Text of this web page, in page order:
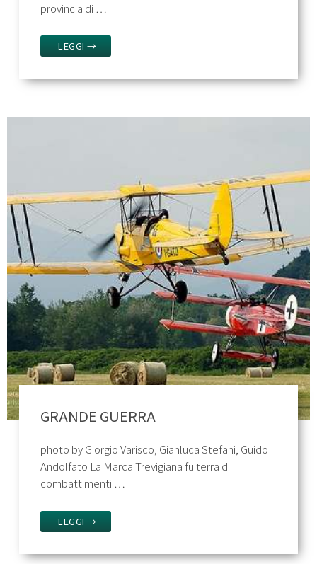
provincia di …
LEGGI →
GRANDE GUERRA
photo by Giorgio Varisco, Gianluca Stefani, Guido
Andolfato La Marca Trevigiana fu terra di
combattimenti …
LEGGI →